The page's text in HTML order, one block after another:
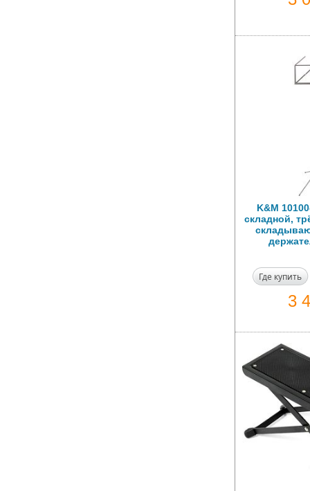
K&M
складной,
Где купить
3